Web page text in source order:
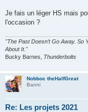
Je fais un léger HS mais
l'occasion ?
"The Past Doesn’t Go Away.
About It."
Bucky Barnes, Thunderbolts
Nobboc theHalfGreat
Banni
Re: Les projets 2021